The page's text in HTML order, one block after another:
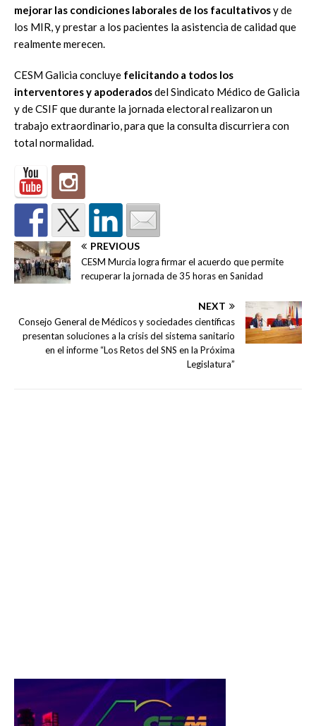
mejorar las condiciones laborales de los facultativosy de
los MIR,y prestar a los pacientes la asistencia de calidad que
realmente merecen.
CESM Galicia concluye felicitando a todos los
interventoresy apoderadosdel Sindicato Médico de Galicia
y de CSIF que durante la jornada electoral realizaron un
trabajo extraordinario, para que la consulta discurriera con
total normalidad.
PREVIOUS
CESM Murcia logra firmar el acuerdo que permite
recuperar la jornada de 35 horas en Sanidad
NEXT
Consejo General de Médicos y sociedades científicas
presentan soluciones a la crisis del sistema sanitario
en el informe “Los Retos del SNS en la Próxima
Legislatura”